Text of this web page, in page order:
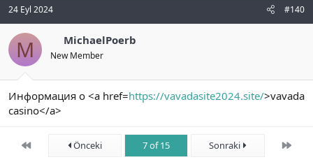
24 Eyl 2024 #140
M MichaelPoerb
New Member
Информация о <a href=https://vavadasite2024.site/>vavada
casino</a>
First Önceki 7 of 15 Sonraki Son